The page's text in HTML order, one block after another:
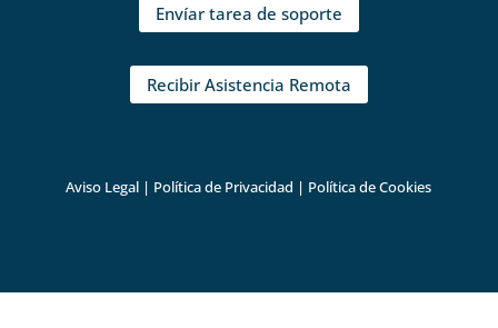
Envíar tarea de soporte
Recibir Asistencia Remota
Aviso Legal | Política de Privacidad | Política de Cookies